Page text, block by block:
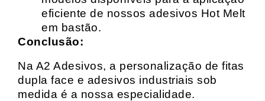
eficiente de nossos adesivos Hot Melt
em bastão.
Conclusão:
Na A2 Adesivos, a personalização de fitas
dupla face e adesivos industriais sob
medida é a nossa especialidade.